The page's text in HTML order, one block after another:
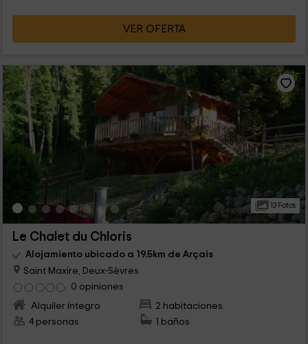
VER OFERTA
13 Fotos
Le Chalet du Chloris
Alojamiento ubicado a 19.5km de Arçais
Saint Maxire, Deux-Sèvres
0 opiniones
Alquiler íntegro
2 habitaciones
4 personas
1 baños